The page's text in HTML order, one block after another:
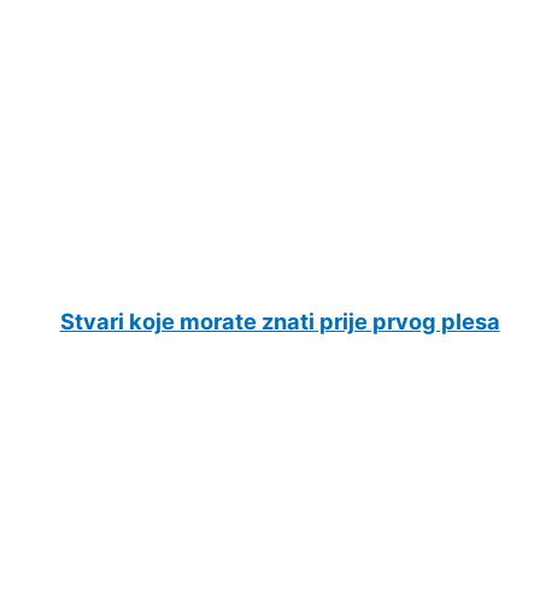
Stvari koje morate znati prije prvog plesa